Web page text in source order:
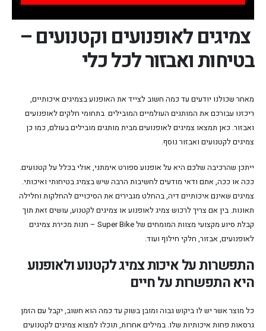
צמיגים לאופנועים וקטנועים –
בטיחות ואבזור לכל כלי
מאחר שכולנו יודעים עד כמה חשוב לצייד את האופנוע בצמיגים איכותיים,
ריכזנו עבורכם את המותגים העולמיים המובילים בתחומי חלקים לאופנועים
ואבזור. כאן תמצאו צמיגים לאופנועים מבית מותגים מובילים בעולם, כמו כן
צמיגים לקטנועים ואבזור נוסף.
ייתכן שהרכיבה שלכם היא על אופנוע ספורט אימתני, אולי בכלל על קטנועים.
ככה או ככה, אתם ודאי מודעים לחשיבות הרבה שיש בצמיג בטיחותי ואיכותי.
צמיגים שאינם איכותיים דיה, בהחלט מגבירים את הסיכויים להחלקות וחלילה
תאונות. בין אם צריך לרכוש צמיג לאופנוע או צמיגים לקטנוע, עושים זאת תוך
קבלת סיוע מקצועי מצוות המומחים של Super Bike – חנות מכירת צמיגים
לאופנועים, אבזור, חלקי חילוף ועוד.
התפשרות על איכות צמיג לקטנוע ולאופנוע
היא התפשרות על חיים
כל מוצר אשר יש לו ביקוש גבוה ומובן בשוק עד כמה הוא חשוב, יקבל עם הזמן
גרסאות פחות איכותיות שלו. במילים אחרות, תוכלו למצוא צמיגים לקטנועים